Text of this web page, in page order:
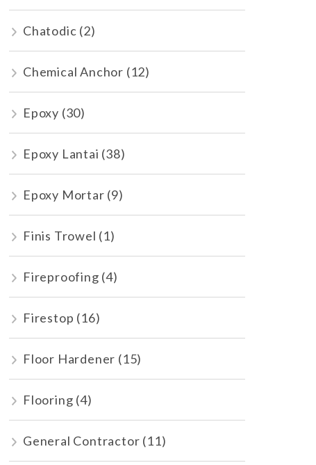
Chatodic (2)
Chemical Anchor (12)
Epoxy (30)
Epoxy Lantai (38)
Epoxy Mortar (9)
Finis Trowel (1)
Fireproofing (4)
Firestop (16)
Floor Hardener (15)
Flooring (4)
General Contractor (11)